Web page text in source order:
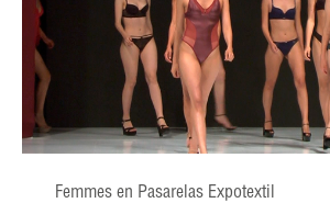
Femmes en Pasarelas Expotextil